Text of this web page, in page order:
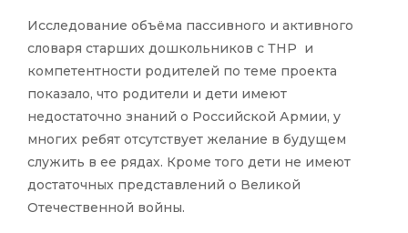
Исследование объёма пассивного и активного
словаря старших дошкольников с ТНР и
компетентности родителей по теме проекта
показало, что родители и дети имеют
недостаточно знаний о Российской Армии, у
многих ребят отсутствует желание в будущем
служить в ее рядах. Кроме того дети не имеют
достаточных представлений о Великой
Отечественной войны.